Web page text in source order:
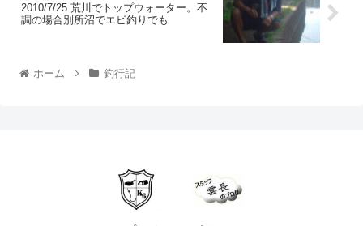
2010/7/25 荒川でトップウォーター。不
調の場合別所沼でエビ釣りでも
ホーム 釣行記